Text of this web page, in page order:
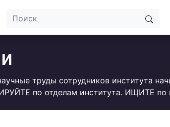
труды сотрудников института
по отделам института. ИЩИТЕ